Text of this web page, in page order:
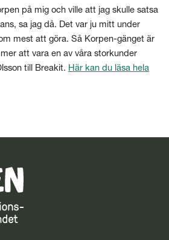
på mig och ville att jag skulle satsa
sa jag då. Det var ju mitt under
mest att göra. Så Korpen-gänget är
att vara en av våra storkunder
till Breakit. Här kan du läsa hela